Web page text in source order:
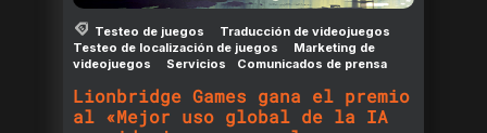
Testeo de juegos
Traducción de videojuegos
Testeo de localización de juegos
Marketing de
videojuegos
Servicios Comunicados de prensa
Lionbridge Games gana el premio
al «Mejor uso global de la IA